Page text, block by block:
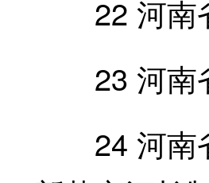
22 河南省
23 河南省
24 河南省